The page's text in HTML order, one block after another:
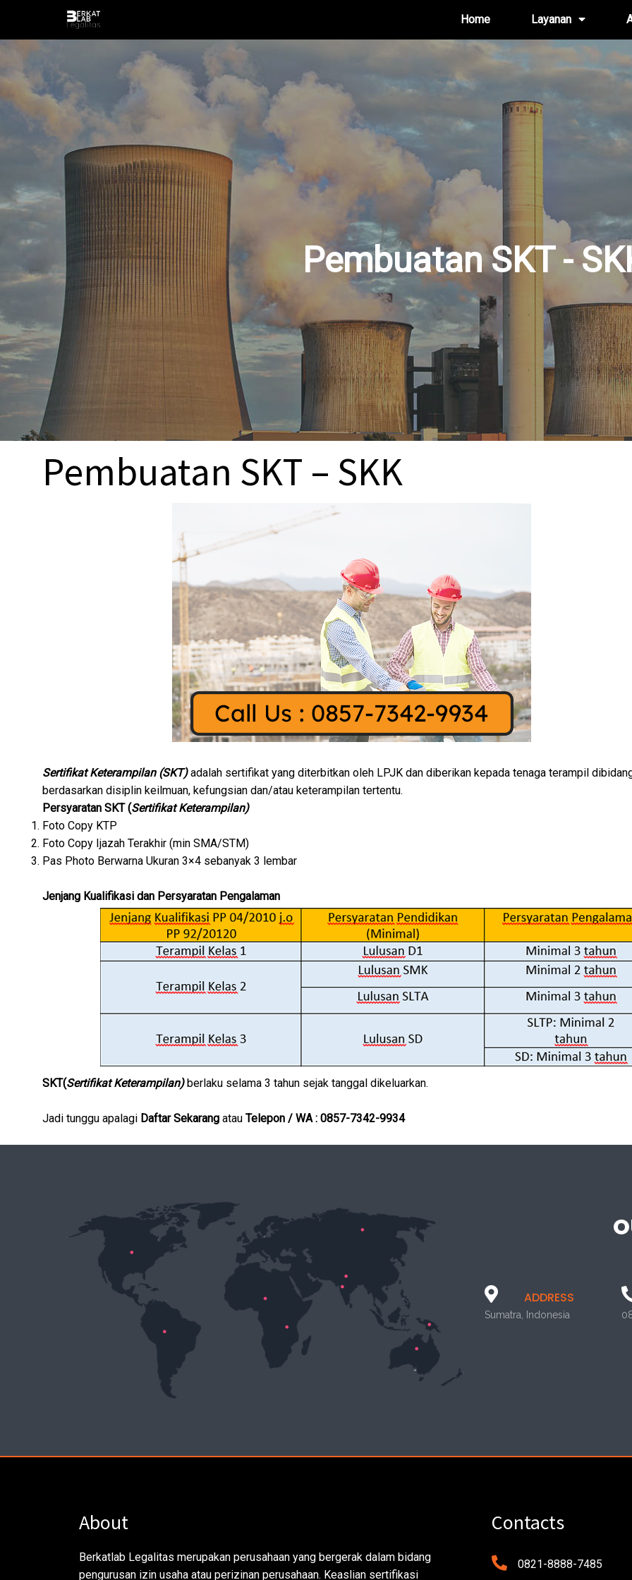
Home Layanan
Pembuatan SKT -
Pembuatan SKT – SKK
Sertifikat Keterampilan (SKT)adalah sertifikat yang diterbitkan oleh LPJK dan diberikan kepada tenaga terampil
berdasarkan disiplin keilmuan, kefungsian dan/atau keterampilan tertentu.
Persyaratan SKT (Sertifikat Keterampilan)
Foto Copy KTP
Foto Copy Ijazah Terakhir (min SMA/STM)
Pas Photo Berwarna Ukuran 3×4 sebanyak 3 lembar
Jenjang Kualifikasi dan Persyaratan Pengalaman
SKT(Sertifikat Keterampilan)berlaku selama 3 tahun sejak tanggal dikeluarkan.
Jadi tunggu apalagi Daftar Sekarang atau Telepon / WA : 0857-7342-9934
ADDRESS
Sumatra, Indonesia
About
Berkatlab Legalitas merupakan perusahaan yang bergerak dalam bidang
pengurusan izin usaha atau perizinan perusahaan. Keaslian sertifikasi
Contacts
0821-8888-7485